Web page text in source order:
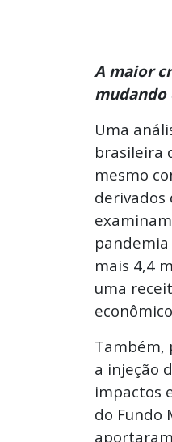
A maior
Uma
brasileira
mesmo
derivados
mais 4,4
uma
Também,
a injeção
impactos
do Fundo